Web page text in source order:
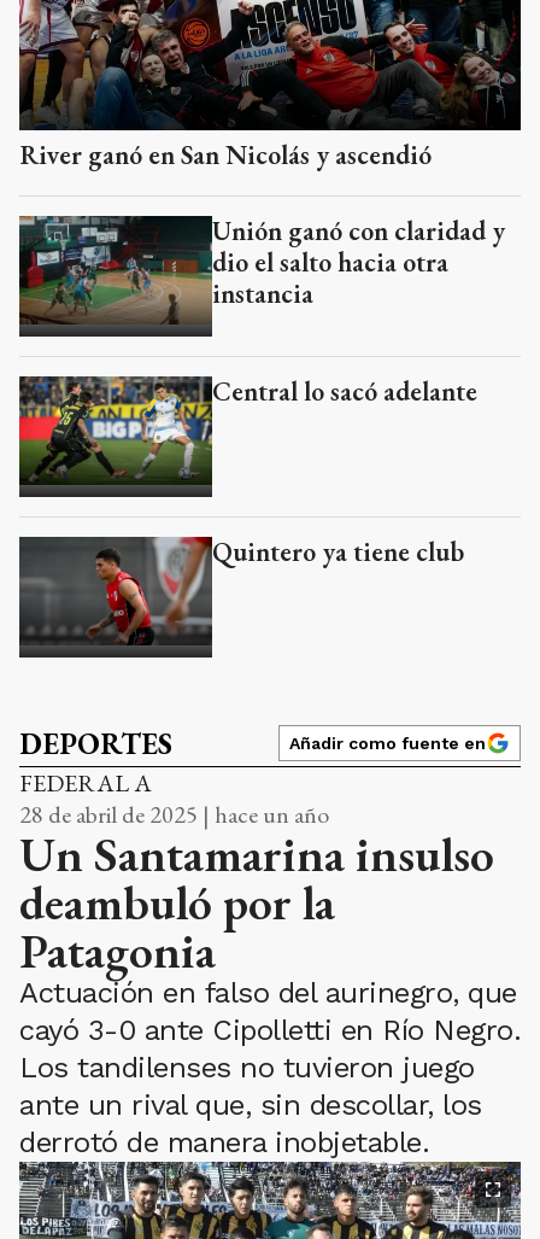
River ganó en San Nicolás y ascendió
Unión ganó con claridad y
dio el salto hacia otra
instancia
Central lo sacó adelante
Quintero ya tiene club
DEPORTES Añadir como fuente en
FEDERAL A
28 de abril de 2025 | hace un año
Un Santamarina insulso
deambuló por la
Patagonia
Actuación en falso del aurinegro, que
cayó 3-0 ante Cipolletti en Río Negro.
Los tandilenses no tuvieron juego
ante un rival que, sin descollar, los
derrotó de manera inobjetable.